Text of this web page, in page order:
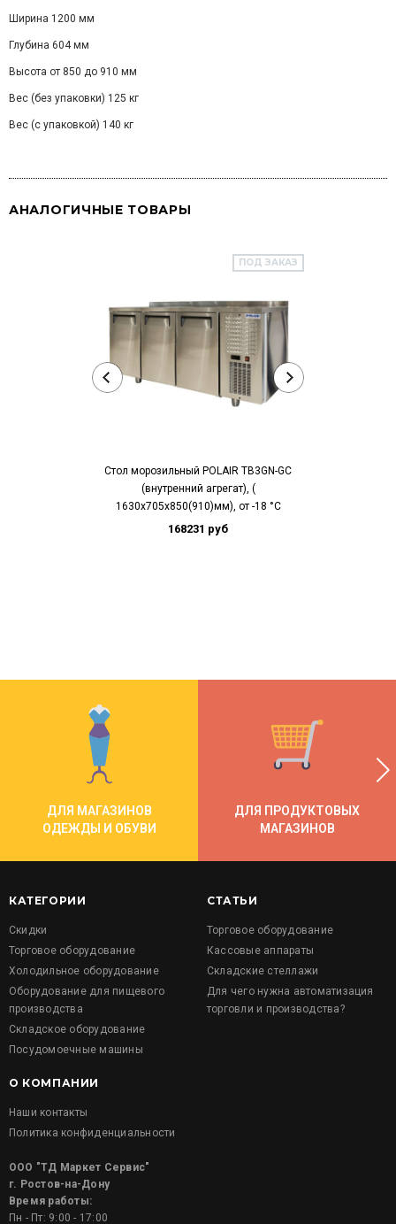
Ширина 1200 мм
Глубина 604 мм
Высота от 850 до 910 мм
Вес (без упаковки) 125 кг
Вес (с упаковкой) 140 кг
АНАЛОГИЧНЫЕ ТОВАРЫ
ПОД ЗАКАЗ
Стол морозильный POLAIR TB3GN-GC
(внутренний агрегат), (
1630х705х850(910)мм), от -18 °С
168231 руб
ДЛЯ МАГАЗИНОВ
ОДЕЖДЫ И ОБУВИ
ДЛЯ ПРОДУКТОВЫХ
МАГАЗИНОВ
КАТЕГОРИИ
Скидки
Торговое оборудование
Холодильное оборудование
Оборудование для пищевого
производства
Складское оборудование
Посудомоечные машины
СТАТЬИ
Торговое оборудование
Кассовые аппараты
Складские стеллажи
Для чего нужна автоматизация
торговли и производства?
О КОМПАНИИ
Наши контакты
Политика конфиденциальности
ООО "ТД Маркет Сервис"
г. Ростов-на-Дону
Время работы:
Пн - Пт: 9:00 - 17:00